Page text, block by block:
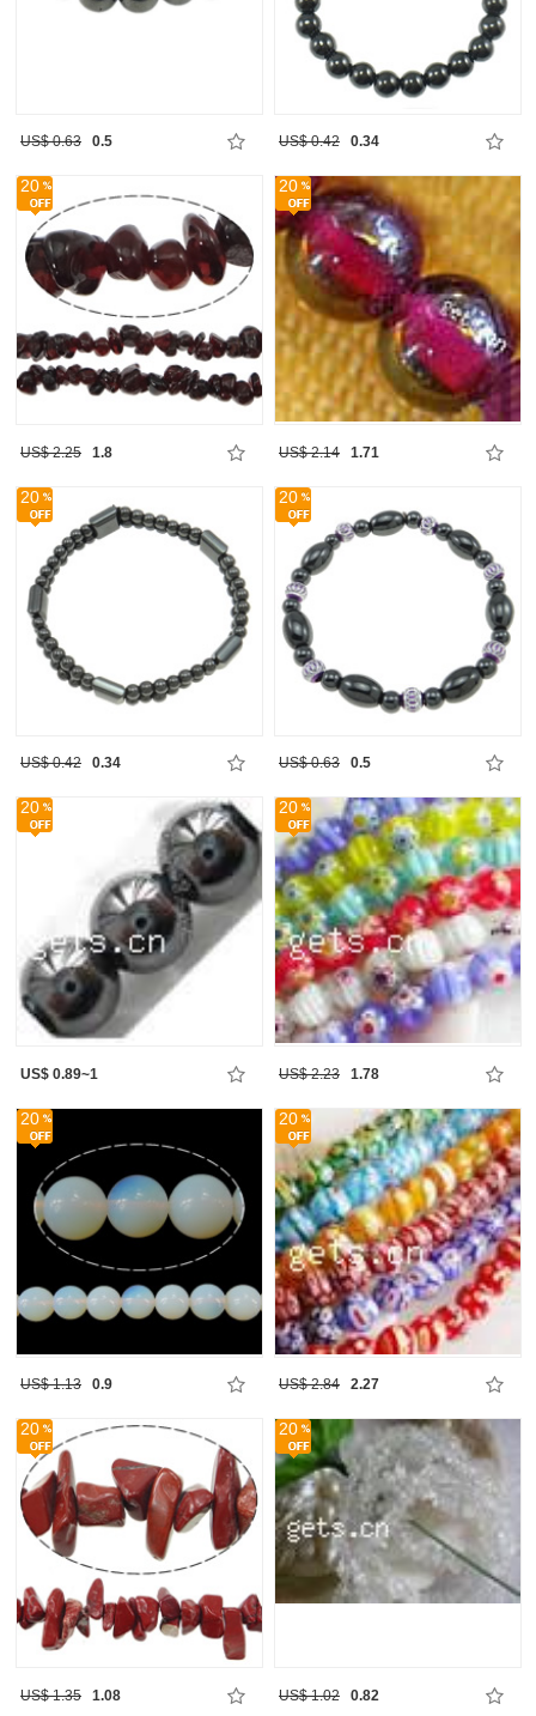
US$ 0.63 0.5 US$ 0.42 0.34
20
US$ 2.25 1.8
20
US$ 2.14 1.71
20
US$ 0.42 0.34
20
US$ 0.63 0.5
20
US$ 0.89~1
20
US$ 2.23 1.78
20
US$ 1.13 0.9
20
US$ 2.84 2.27
20
US$ 1.35 1.08
20
US$ 1.02 0.82